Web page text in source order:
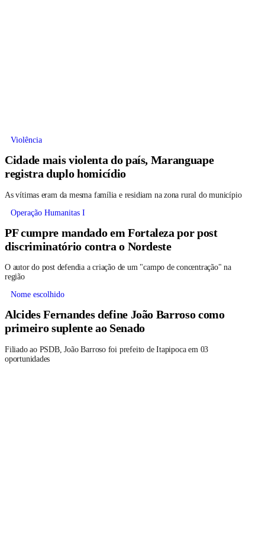
Violência
Cidade mais violenta do país, Maranguape
registra duplo homicídio
As vítimas eram da mesma família e residiam na zona rural do município
Operação Humanitas I
PF cumpre mandado em Fortaleza por post
discriminatório contra o Nordeste
O autor do post defendia a criação de um "campo de concentração" na
região
Nome escolhido
Alcides Fernandes define João Barroso como
primeiro suplente ao Senado
Filiado ao PSDB, João Barroso foi prefeito de Itapipoca em 03
oportunidades